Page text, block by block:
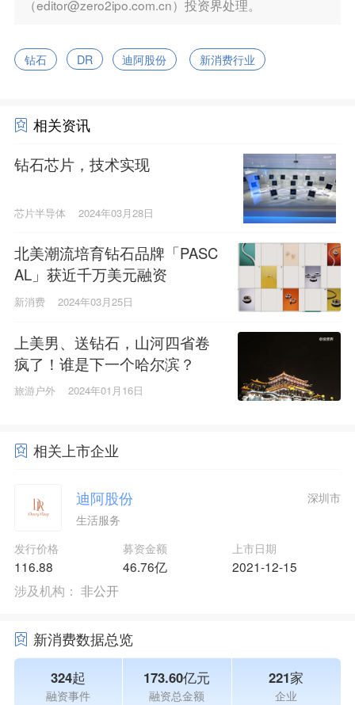
（editor@zero2ipo.com.cn）投资界处理。
钻石 DR 迪阿股份 新消费行业
相关资讯
钻石芯片，技术实现
芯片半导体 2024年03月28日
北美潮流培育钻石品牌「PASC
AL」获近千万美元融资
新消费 2024年03月25日
上美男、送钻石，山河四省卷
疯了！谁是下一个哈尔滨？
旅游户外 2024年01月16日
相关上市企业
迪阿股份
生活服务
深圳市
发行价格
116.88
募资金额
46.76亿
上市日期
2021-12-15
涉及机构： 非公开
新消费数据总览
324起
融资事件
173.60亿元
融资总金额
221家
企业